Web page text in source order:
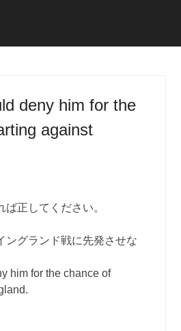
deny him for the
against
正してください。
ングランド戦に先発させな
him for the chance of